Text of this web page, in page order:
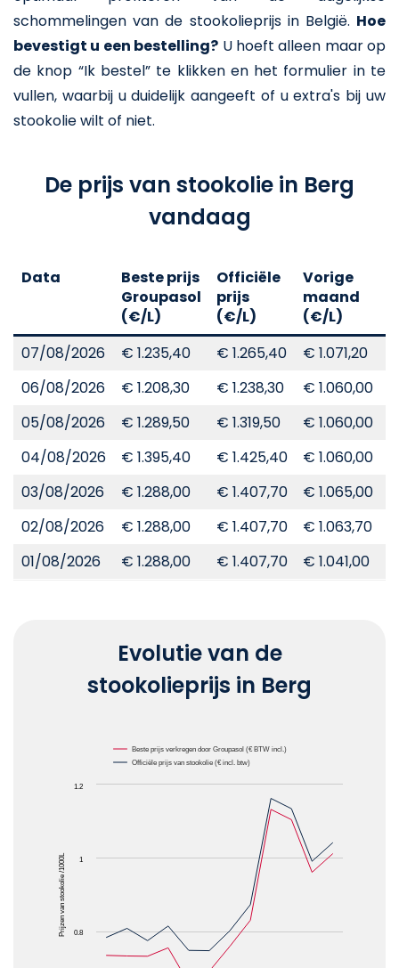
schommelingen van de stookolieprijs in België. Hoe
bevestigt u een bestelling? U hoeft alleen maar op
de knop “Ik bestel” te klikken en het formulier in te
vullen, waarbij u duidelijk aangeeft of u extra's bij uw
stookolie wilt of niet.
De prijs van stookolie in Berg
vandaag
Data
Beste prijs
Groupasol
(€/L)
Officiële
prijs
(€/L)
Vorige
maand
(€/L)
07/08/2026
€ 1.235,40 € 1.265,40 € 1.071,20
06/08/2026
€ 1.208,30 € 1.238,30 € 1.060,00
05/08/2026
€ 1.289,50 € 1.319,50 € 1.060,00
04/08/2026
€ 1.395,40 € 1.425,40 € 1.060,00
03/08/2026
€ 1.288,00 € 1.407,70 € 1.065,00
02/08/2026
€ 1.288,00 € 1.407,70 € 1.063,70
01/08/2026
€ 1.288,00 € 1.407,70 € 1.041,00
Evolutie van de
stookolieprijs in Berg
Line chart with 2 lines.
The chart has 1 X axis displaying Maanden.
The chart has 1 Y axis displaying Prijzen van
Prijzen van stookolie /1000L
Beste prijs verkregen door Groupasol (€ BTW incl.)
Officiële prijs van stookolie (€ incl. btw)
0.8
1
1.2